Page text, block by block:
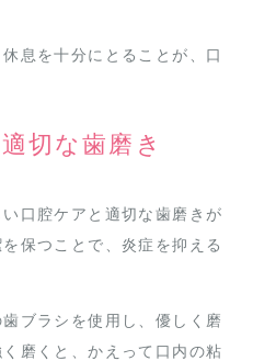
息を十分にとることが、口
切な歯磨き
口腔ケアと適切な歯磨きが
保つことで、炎症を抑える
ブラシを使用し、優しく磨
磨くと、かえって口内の粘